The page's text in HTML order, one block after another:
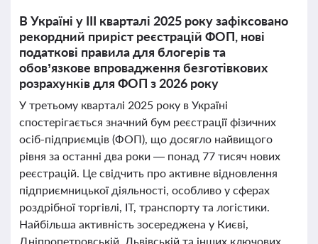
В Україні у III кварталі 2025 року зафіксовано
рекордний приріст реєстрацій ФОП, нові
податкові правила для блогерів та
обов’язкове впровадження безготівкових
розрахунків для ФОП з 2026 року
У третьому кварталі 2025 року в Україні
спостерігається значний бум реєстрації фізичних
осіб-підприємців (ФОП), що досягло найвищого
рівня за останні два роки — понад 77 тисяч нових
реєстрацій. Це свідчить про активне відновлення
підприємницької діяльності, особливо у сферах
роздрібної торгівлі, ІТ, транспорту та логістики.
Найбільша активність зосереджена у Києві,
Дніпропетровській, Львівській та інших ключових